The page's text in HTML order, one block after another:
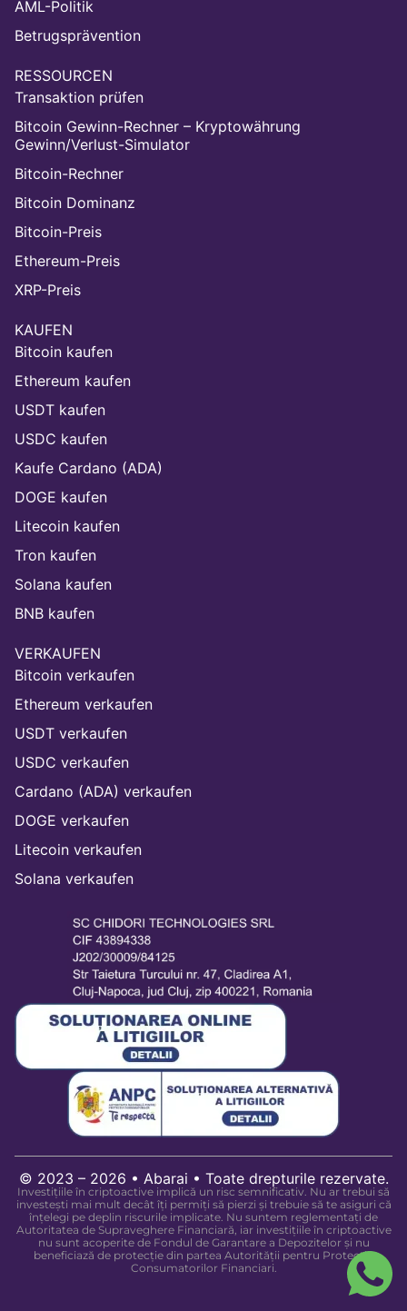
AML-Politik
Betrugsprävention
RESSOURCEN
Transaktion prüfen
Bitcoin Gewinn-Rechner – Kryptowährung
Gewinn/Verlust-Simulator
Bitcoin-Rechner
Bitcoin Dominanz
Bitcoin-Preis
Ethereum-Preis
XRP-Preis
KAUFEN
Bitcoin kaufen
Ethereum kaufen
USDT kaufen
USDC kaufen
Kaufe Cardano (ADA)
DOGE kaufen
Litecoin kaufen
Tron kaufen
Solana kaufen
BNB kaufen
VERKAUFEN
Bitcoin verkaufen
Ethereum verkaufen
USDT verkaufen
USDC verkaufen
Cardano (ADA) verkaufen
DOGE verkaufen
Litecoin verkaufen
Solana verkaufen
© 2023 – 2026 • Abarai • Toate drepturile rezervate.
Investițiile în criptoactive implică un risc semnificativ. Nu ar trebui să
investești mai mult decât îți permiți să pierzi și trebuie să te asiguri că
înțelegi pe deplin riscurile implicate. Nu suntem reglementați de
Autoritatea de Supraveghere Financiară, iar investițiile în criptoactive
nu sunt acoperite de Fondul de Garantare a Depozitelor și nu
beneficiază de protecție din partea Autorității pentru Protecția
Consumatorilor Financiari.